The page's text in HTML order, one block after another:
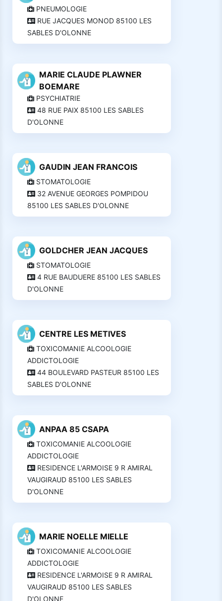
PNEUMOLOGIE
RUE JACQUES MONOD 85100 LES
SABLES D'OLONNE
MARIE CLAUDE PLAWNER
BOEMARE
PSYCHIATRIE
48 RUE PAIX 85100 LES SABLES
D'OLONNE
GAUDIN JEAN FRANCOIS
STOMATOLOGIE
32 AVENUE GEORGES POMPIDOU
85100 LES SABLES D'OLONNE
GOLDCHER JEAN JACQUES
STOMATOLOGIE
4 RUE BAUDUERE 85100 LES SABLES
D'OLONNE
CENTRE LES METIVES
TOXICOMANIE ALCOOLOGIE
ADDICTOLOGIE
44 BOULEVARD PASTEUR 85100 LES
SABLES D'OLONNE
ANPAA 85 CSAPA
TOXICOMANIE ALCOOLOGIE
ADDICTOLOGIE
RESIDENCE L'ARMOISE 9 R AMIRAL
VAUGIRAUD 85100 LES SABLES
D'OLONNE
MARIE NOELLE MIELLE
TOXICOMANIE ALCOOLOGIE
ADDICTOLOGIE
RESIDENCE L'ARMOISE 9 R AMIRAL
VAUGIRAUD 85100 LES SABLES
D'OLONNE